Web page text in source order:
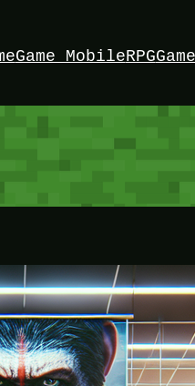
Game MobileRPG